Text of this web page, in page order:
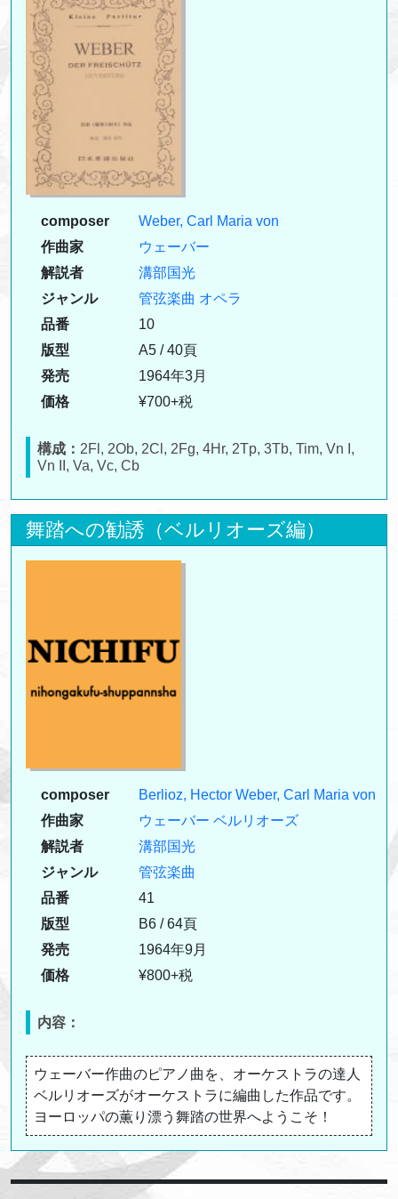
composer
Weber, Carl Maria von
作曲家
ウェーバー
解説者
溝部国光
ジャンル
管弦楽曲 オペラ
品番
10
版型
A5 / 40頁
発売
1964年3月
価格
¥700+税
構成： 2Fl, 2Ob, 2Cl, 2Fg, 4Hr, 2Tp, 3Tb, Tim, Vn I,
Vn II, Va, Vc, Cb
舞踏への勧誘（ベルリオーズ編）
composer Berlioz, Hector Weber, Carl Maria von
作曲家
ウェーバー ベルリオーズ
解説者
溝部国光
ジャンル
管弦楽曲
品番
41
版型
B6 / 64頁
発売
1964年9月
価格
¥800+税
内容：
ウェーバー作曲のピアノ曲を、オーケストラの達人
ベルリオーズがオーケストラに編曲した作品です。
ヨーロッパの薫り漂う舞踏の世界へようこそ！